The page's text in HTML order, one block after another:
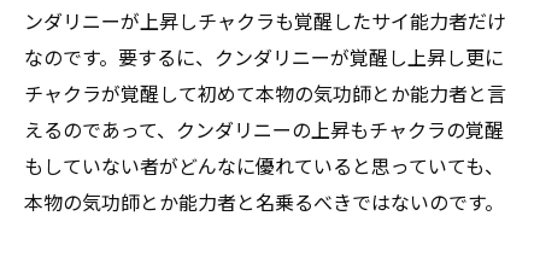
ンダリニーが上昇しチャクラも覚醒したサイ能力者だけ
なのです。要するに、クンダリニーが覚醒し上昇し更に
チャクラが覚醒して初めて本物の気功師とか能力者と言
えるのであって、クンダリニーの上昇もチャクラの覚醒
もしていない者がどんなに優れていると思っていても、
本物の気功師とか能力者と名乗るべきではないのです。